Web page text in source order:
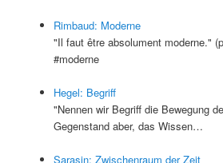
Rimbaud: Moderne
"Il faut être absolument moderne."
#moderne
Hegel: Begriff
"Nennen wir Begriff die Bewegung
Gegenstand aber, das Wissen…
Sarasin: Zwischenraum der Zeit